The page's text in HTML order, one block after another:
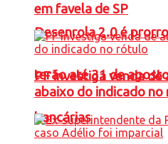
Desenrola 2.0 é
terão até 31 de
bancárias
em favela de SP
PF investiga venda
abaixo do indicado